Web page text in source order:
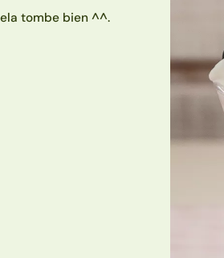
tombe bien ^^.